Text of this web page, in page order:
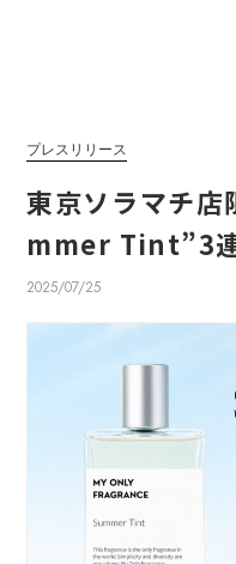
プレスリリース
東京ソラマチ
mmer Tint”3
2025/07/25